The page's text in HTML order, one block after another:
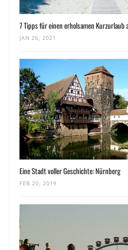
7 Tipps für einen erholsamen Kurzurlaub
JAN 26, 2021
Eine Stadt voller Geschichte: Nürnberg
FEB 20, 2019